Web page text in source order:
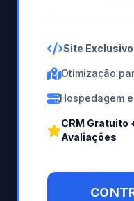
Site
Otimização
Hospedagem
CRM Gratuito
Avaliações